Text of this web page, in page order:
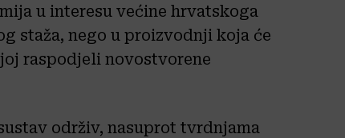
u interesu većine hrvatskoga
staža, nego u proizvodnji koja će
raspodjeli novostvorene
održiv, nasuprot tvrdnjama